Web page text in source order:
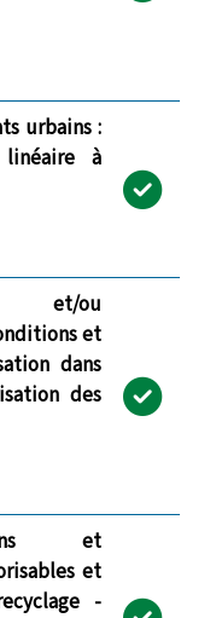
urbains :
linéaire à
et/ou
et
dans
des
et
et
-